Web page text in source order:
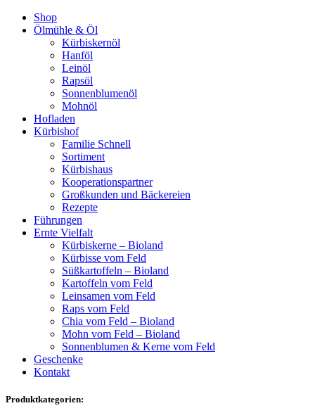
Shop
Ölmühle & Öl
Kürbiskernöl
Hanföl
Leinöl
Rapsöl
Sonnenblumenöl
Mohnöl
Hofladen
Kürbishof
Familie Schnell
Sortiment
Kürbishaus
Kooperationspartner
Großkunden und Bäckereien
Rezepte
Führungen
Ernte Vielfalt
Kürbiskerne – Bioland
Kürbisse vom Feld
Süßkartoffeln – Bioland
Kartoffeln vom Feld
Leinsamen vom Feld
Raps vom Feld
Chia vom Feld – Bioland
Mohn vom Feld – Bioland
Sonnenblumen & Kerne vom Feld
Geschenke
Kontakt
Produktkategorien: